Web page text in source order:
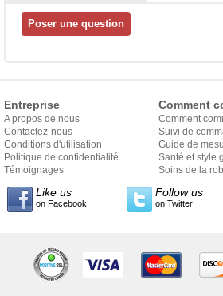
Entreprise
A propos de nous
Contactez-nous
Conditions d'utilisation
Politique de confidentialité
Témoignages
Comment
Comment
Suivi de
Guide de
Santé et style
Soins de la
Like us
on Facebook
Follow us
on Twitter